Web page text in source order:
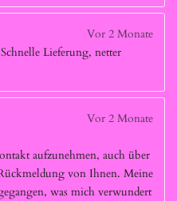
Vor 2 Monate
Lieferung, netter
Vor 2 Monate
aufzunehmen, auch über
von Ihnen. Meine
was mich verwundert